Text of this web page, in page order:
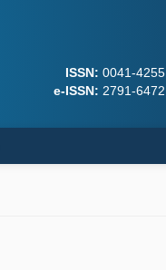
ISSN: 0041-4255
e-ISSN: 2791-6472